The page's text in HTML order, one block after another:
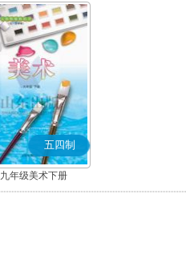
五四制
九年级美术下册